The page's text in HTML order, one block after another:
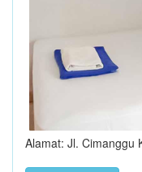
Alamat: Jl. Cimanggu